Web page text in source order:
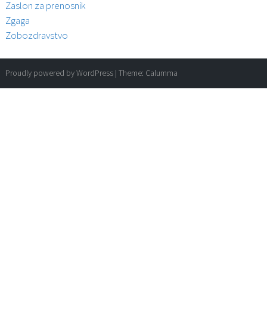
Zaslon za prenosnik
Zgaga
Zobozdravstvo
Proudly powered by WordPress | Theme: Calumma